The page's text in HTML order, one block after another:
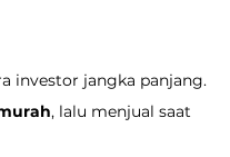
investor jangka panjang.
, lalu menjual saat